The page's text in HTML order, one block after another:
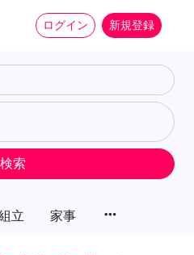
ログイン 新規登録
立 家事 more_horiz
検索